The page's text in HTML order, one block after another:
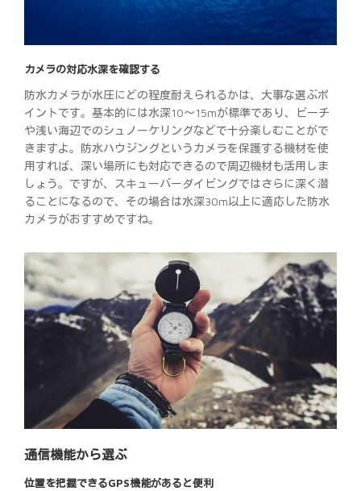
カメラの対応水深を確認する
防水カメラが水圧にどの程度耐えられるかは、大事な選ぶポ
イントです。基本的には水深10～15mが標準であり、ビーチ
や浅い海辺でのシュノーケリングなどで十分楽しむことがで
きますよ。防水ハウジングというカメラを保護する機材を使
用すれば、深い場所にも対応できるので周辺機材も活用しま
しょう。ですが、スキューバーダイビングではさらに深く潜
ることになるので、その場合は水深30m以上に適応した防水
カメラがおすすめですね。
通信機能から選ぶ
位置を把握できるGPS機能があると便利